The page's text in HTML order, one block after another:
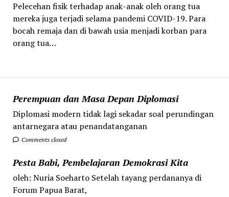
Perempuan dan Masa Depan Diplomasi
Diplomasi modern tidak lagi sekadar soal perundingan
antarnegara atau penandatanganan
Comments closed
Pesta Babi, Pembelajaran Demokrasi Kita
oleh: Nuria Soeharto Setelah tayang perdananya di
Forum Papua Barat,
Pelecehan fisik terhadap anak-anak oleh orang tua
mereka juga terjadi selama pandemi COVID-19. Para
bocah remaja dan di bawah usia menjadi korban para
orang tua…